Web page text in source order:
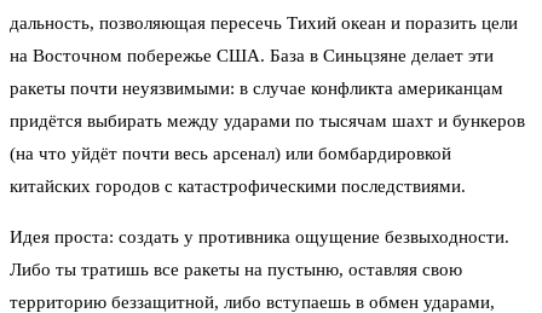
дальность, позволяющая пересечь Тихий океан и поразить цели
на Восточном побережье США. База в Синьцзяне делает эти
ракеты почти неуязвимыми: в случае конфликта американцам
придётся выбирать между ударами по тысячам шахт и бункеров
(на что уйдёт почти весь арсенал) или бомбардировкой
китайских городов с катастрофическими последствиями.
Идея проста: создать у противника ощущение безвыходности.
Либо ты тратишь все ракеты на пустыню, оставляя свою
территорию беззащитной, либо вступаешь в обмен ударами,